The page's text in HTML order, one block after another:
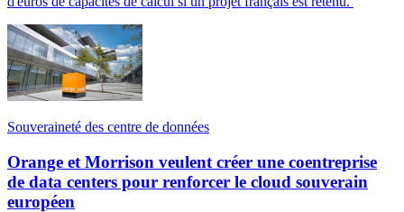
Souveraineté des centre de données
Orange et Morrison veulent créer une coentreprise
de data centers pour renforcer le cloud souverain
européen